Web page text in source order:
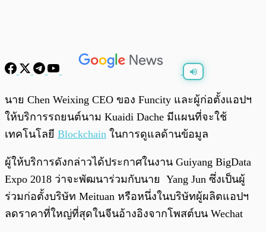
0:00 /
นาย Chen Weixing CEO ของ Funcity และผู้ก่อตั้งแอปฯ
ให้บริการรถยนต์นาม Kuaidi Dache มีแผนที่จะใช้
เทคโนโลยี Blockchain ในการดูแลด้านข้อมูล
ผู้ให้บริการดังกล่าวได้ประกาศในงาน Guiyang BigData
Expo 2018 ว่าจะพัฒนาร่วมกับนาย Yang Jun ซึ่งเป็นผู้
ร่วมก่อตั้งบริษัท Meituan หรือหนึ่งในบริษัทผู้ผลิตแอปฯ
ลดราคาที่ใหญ่ที่สุดในจีนอ้างอิงจากโพสต์บน Wechat